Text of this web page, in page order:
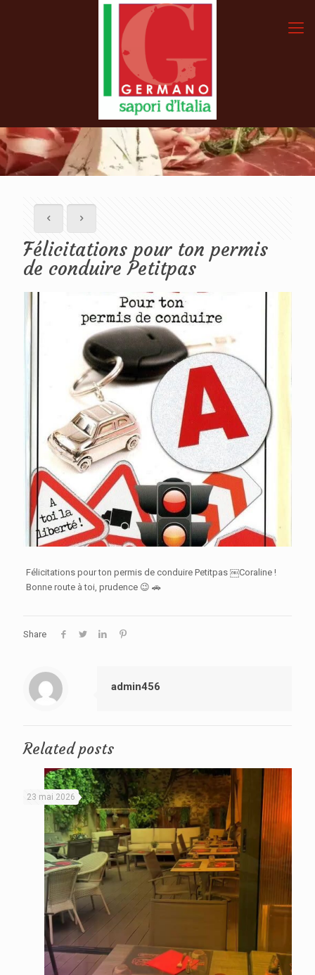
Félicitations pour ton permis
de conduire Petitpas
Félicitations pour ton permis de conduire Petitpas ￼Coraline !
Bonne route à toi, prudence 😉 🚗
Share
admin456
Related posts
23 mai 2026